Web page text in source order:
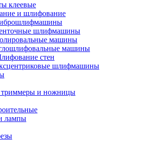
клеевые
и шлифование
шлифмашины
машины
машины
стен
шлифмашины
триммеры и ножницы
лампы